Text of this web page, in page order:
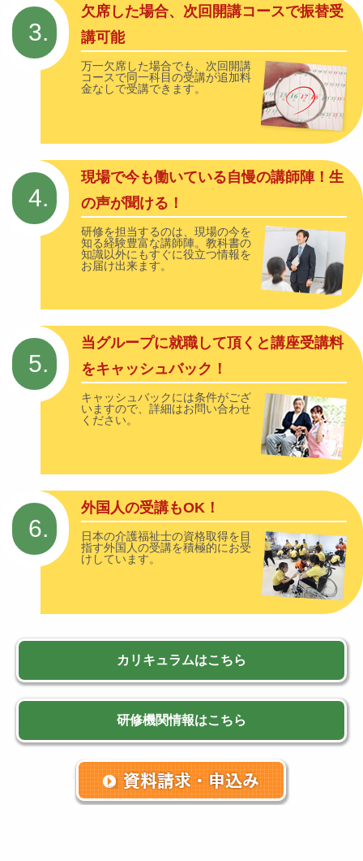
3.
欠席した場合、次回開講コースで振替受
講可能
万一欠席した場合でも、次回開講
コースで同一科目の受講が追加料
金なしで受講できます。
4.
現場で今も働いている自慢の講師陣！生
の声が聞ける！
研修を担当するのは、現場の今を
知る経験豊富な講師陣。教科書の
知識以外にもすぐに役立つ情報を
お届け出来ます。
5.
当グループに就職して頂くと講座受講料
をキャッシュバック！
キャッシュバックには条件がござ
いますので、詳細はお問い合わせ
ください。
6.
外国人の受講もOK！
日本の介護福祉士の資格取得を目
指す外国人の受講を積極的にお受
けしています。
カリキュラムはこちら
研修機関情報はこちら